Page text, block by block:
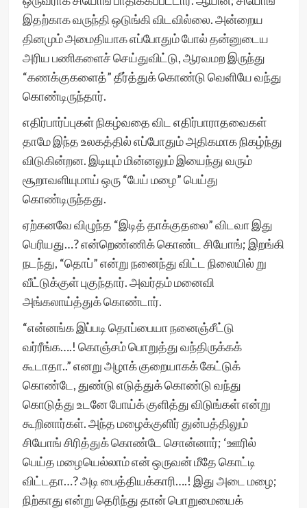
இதற்காக வருந்தி ஒடுங்கி விடவில்லை. அன்றைய
தினமும் அமைதியாக எப்போதும் போல் தன்னுடைய
அரிய பணிகளைச் செய்துவிட்டு, ஆரவமற இருந்து
“கணக்குகளைத்” தீர்த்துக் கொண்டு வெளியே வந்து
கொண்டிருந்தார்.
எதிர்பார்ப்புகள் நிகழ்வதை விட எதிர்பாராதவைகள்
தாமே இந்த உலகத்தில் எப்போதும் அதிகமாக நிகழ்ந்து
விடுகின்றன. இடியும் மின்னலும் இயைந்து வரும்
சூறாவளியுமாய் ஒரு “பேய் மழை” பெய்து
கொண்டிருந்தது.
ஏற்கனவே விழுந்த “இடித் தாக்குதலை” விடவா இது
பெரியது…? என்றெண்ணிக் கொண்ட சியோங்; இறங்கி
நடந்து, “தொப்” என்று நனைந்து விட்ட நிலையில் று
வீட்டுக்குள் புகுந்தார். அவர்தம் மனைவி
அங்கலாய்த்துக் கொண்டார்.
“என்னங்க இப்படி தொப்பையா நனைஞ்சீட்டு
வர்ரீங்க….! கொஞ்சம் பொறுத்து வந்திருக்கக்
கூடாதா..” எனறு அழாக் குறையாகக் கேட்டுக்
கொண்டே, துண்டு எடுத்துக் கொண்டு வந்து
கொடுத்து உடனே போய்க் குளித்து விடுங்கள் என்று
கூறினார்கள். அந்த மழைக்குளிர் துன்பத்திலும்
சியோங் சிரித்துக் கொண்டே சொன்னார்; ‘ஊரில்
பெய்த மழையெல்லாம் என் ஒருவன் மீதே கொட்டி
விட்டதா…? அடி பைத்தியக்காரி….! இது அடை மழை;
நிற்காது என்று தெரிந்து தான் பொறுமையைக்